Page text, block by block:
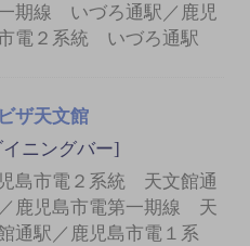
期線 いづろ通駅／鹿児
電２系統 いづろ通駅
ザ天文館
ニングバー]
島市電２系統 天文館通
鹿児島市電第一期線 天
通駅／鹿児島市電１系